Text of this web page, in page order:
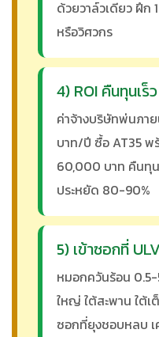
ด้วยวาล์วเดียว ฝึก
หรือวิศวกร
4) ROI คืนทุนเร็ว
ค่าจ้างบริษัทพ่นภา
บาท/ปี ซื้อ AT35 พ
60,000 บาท คืนทุ
ประหยัด 80-90%
5) เข้าซอกที่
หมอกควันร้อน 0.5-
ใหญ่ ใต้สะพาน ใต้
ซอกที่ยุงชอบหลบ เ